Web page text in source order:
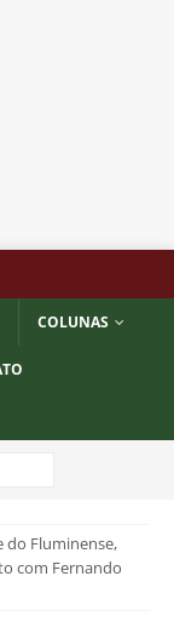
COLUNAS
do Fluminense,
com Fernando